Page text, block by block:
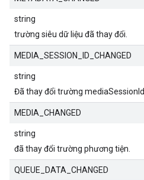
string
trường siêu dữ liệu đã thay đổi.
MEDIA_SESSION_ID_CHANGED
string
Đã thay đổi trường mediaSessionId.
MEDIA_CHANGED
string
đã thay đổi trường phương tiện.
QUEUE_DATA_CHANGED